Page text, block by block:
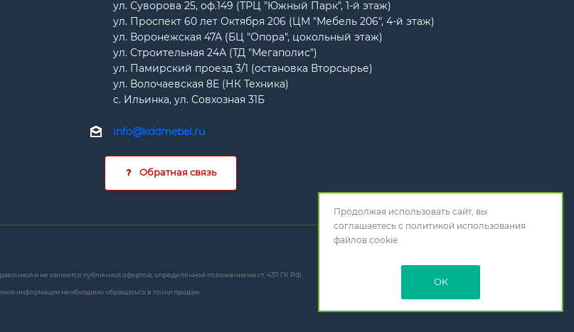
ул. Суворова 25, оф.149 (ТРЦ "Южный Парк", 1-й этаж)
ул. Проспект 60 лет Октября 206 (ЦМ "Мебель 206", 4-й этаж)
ул. Воронежская 47А (БЦ "Опора", цокольный этаж)
ул. Строительная 24А (ТД "Мегаполис")
ул. Памирский проезд 3/1 (остановка Вторсырье)
ул. Волочаевская 8Е (НК Техника)
с. Ильинка, ул. Совхозная 31Б
info@kddmebel.ru
Обратная связь
и не является публичной офертой, определённой положениями ст. 437 ГК РФ.
информации необходимо обращаться в точки продаж.
Продолжая использовать сайт, вы
соглашаетесь с политикой использования
файлов cookie.
OK